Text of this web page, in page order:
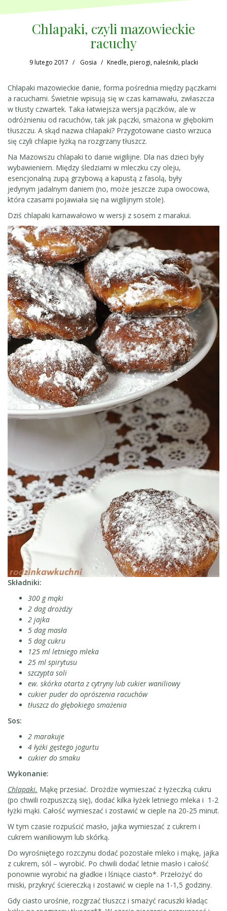
Chlapaki, czyli mazowieckie
racuchy
9 lutego 2017 Gosia Knedle, pierogi, naleśniki, placki
Chlapaki mazowieckie danie, forma pośrednia między pączkami
a racuchami. Świetnie wpisują się w czas karnawału, zwłaszcza
w tłusty czwartek. Taka łatwiejsza wersja pączków, ale w
odróżnieniu od racuchów, tak jak pączki, smażona w głębokim
tłuszczu. A skąd nazwa chlapaki? Przygotowane ciasto wrzuca
się czyli chlapie łyżką na rozgrzany tłuszcz.
Na Mazowszu chlapaki to danie wigilijne. Dla nas dzieci były
wybawieniem. Między śledziami w mleczku czy oleju,
esencjonalną zupą grzybową a kapustą z fasolą, były
jedynym jadalnym daniem (no, może jeszcze zupa owocowa,
która czasami pojawiała się na wigilijnym stole).
Dziś chlapaki karnawałowo w wersji z sosem z marakui.
Składniki:
300 g mąki
2 dag drożdży
2 jajka
5 dag masła
5 dag cukru
125 ml letniego mleka
25 ml spirytusu
szczypta soli
ew. skórka otarta z cytryny lub cukier waniliowy
cukier puder do oprószenia racuchów
tłuszcz do głębokiego smażenia
Sos:
2 marakuje
4 łyżki gęstego jogurtu
cukier do smaku
Wykonanie:
Chlapaki. Mąkę przesiać. Drożdże wymieszać z łyżeczką cukru
(po chwili rozpuszczą się), dodać kilka łyżek letniego mleka i 1-2
łyżki mąki. Całość wymieszać i zostawić w cieple na 20-25 minut.
W tym czasie rozpuścić masło, jajka wymieszać z cukrem i
cukrem waniliowym lub skórką.
Do wyrośniętego rozczynu dodać pozostałe mleko i mąkę, jajka
z cukrem, sól – wyrobić. Po chwili dodać letnie masło i całość
ponownie wyrobić na gładkie i lśniące ciasto*. Przełożyć do
miski, przykryć ściereczką i zostawić w cieple na 1-1,5 godziny.
Gdy ciasto urośnie, rozgrzać tłuszcz i smażyć racuszki kładąc